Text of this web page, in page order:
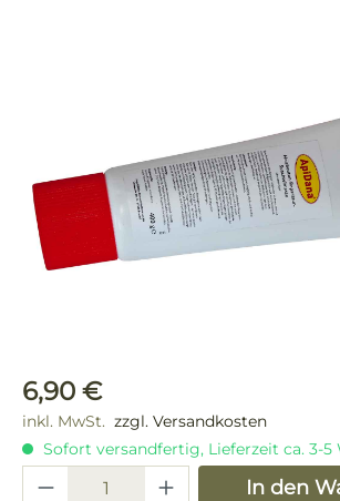
Regulärer Preis:
6,90 €
inkl. MwSt. zzgl. Versandkosten
Sofort versandfertig, Lieferzeit ca. 3-5
Produkt Anzahl: GibIn den